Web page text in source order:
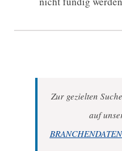
Zur gezielten
auf